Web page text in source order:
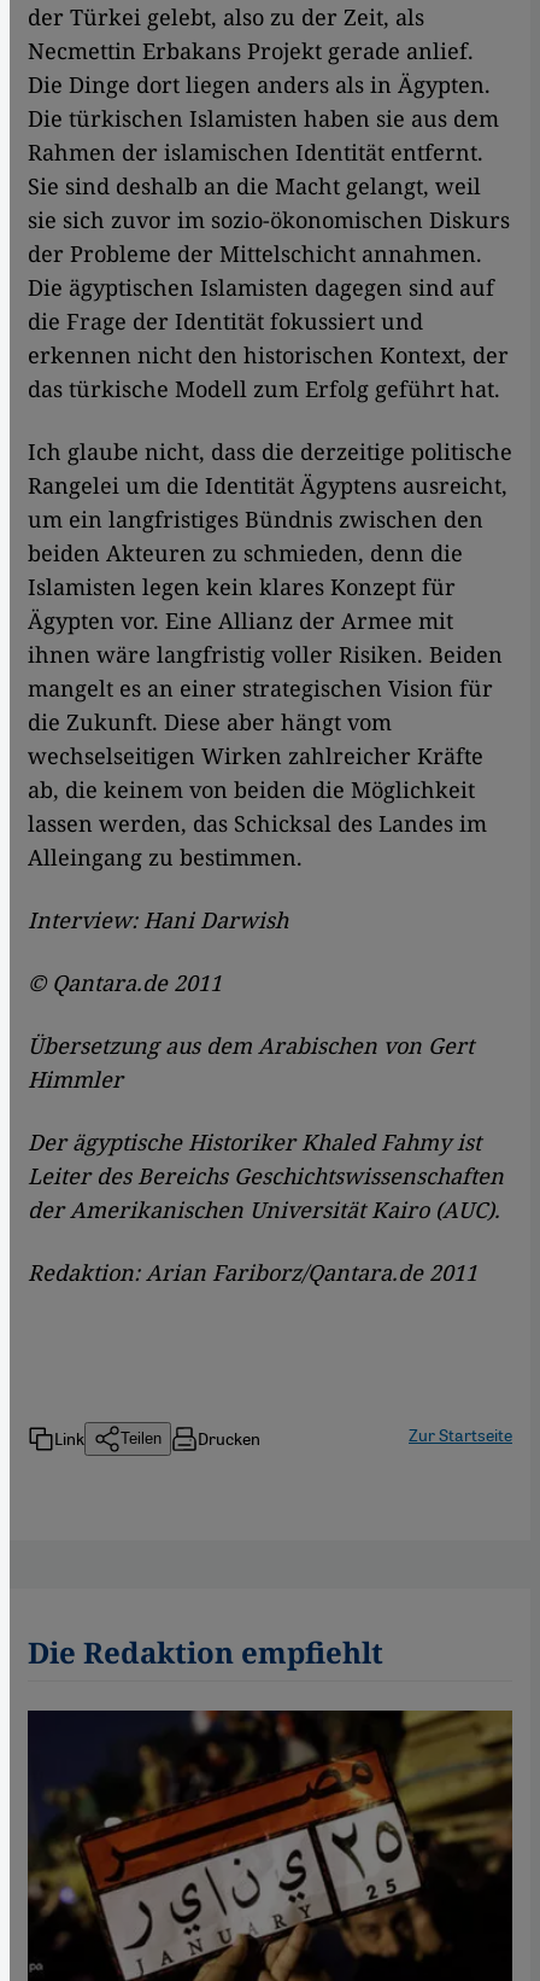
der Türkei gelebt, also zu der Zeit, als
Necmettin Erbakans Projekt gerade anlief.
Die Dinge dort liegen anders als in Ägypten.
Die türkischen Islamisten haben sie aus dem
Rahmen der islamischen Identität entfernt.
Sie sind deshalb an die Macht gelangt, weil
sie sich zuvor im sozio-ökonomischen Diskurs
der Probleme der Mittelschicht annahmen.
Die ägyptischen Islamisten dagegen sind auf
die Frage der Identität fokussiert und
erkennen nicht den historischen Kontext, der
das türkische Modell zum Erfolg geführt hat.
Ich glaube nicht, dass die derzeitige politische
Rangelei um die Identität Ägyptens ausreicht,
um ein langfristiges Bündnis zwischen den
beiden Akteuren zu schmieden, denn die
Islamisten legen kein klares Konzept für
Ägypten vor. Eine Allianz der Armee mit
ihnen wäre langfristig voller Risiken. Beiden
mangelt es an einer strategischen Vision für
die Zukunft. Diese aber hängt vom
wechselseitigen Wirken zahlreicher Kräfte
ab, die keinem von beiden die Möglichkeit
lassen werden, das Schicksal des Landes im
Alleingang zu bestimmen.
Interview: Hani Darwish
© Qantara.de 2011
Übersetzung aus dem Arabischen von Gert
Himmler
Der ägyptische Historiker Khaled Fahmy ist
Leiter des Bereichs Geschichtswissenschaften
der Amerikanischen Universität Kairo (AUC).
Redaktion: Arian Fariborz/Qantara.de 2011
Link Teilen Drucken Zur Startseite
Die Redaktion empfiehlt